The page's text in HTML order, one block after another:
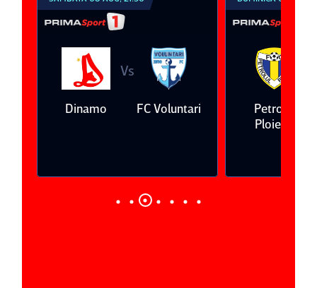
FC Voluntari
Petrolul
Vs
Oţelul